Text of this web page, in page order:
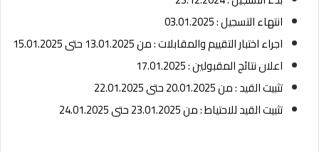
انتهاء التسجيل : 03.01.2025
اجراء اختبار التقييم والمقابلات : من 13.01.2025 حتى 15.01.2025
اعلان نتائج المقبولين : 17.01.2025
تثبيت القيد : من 20.01.2025 حتى 22.01.2025
تثبيت القيد للاحتياط : من 23.01.2025 حتى 24.01.2025